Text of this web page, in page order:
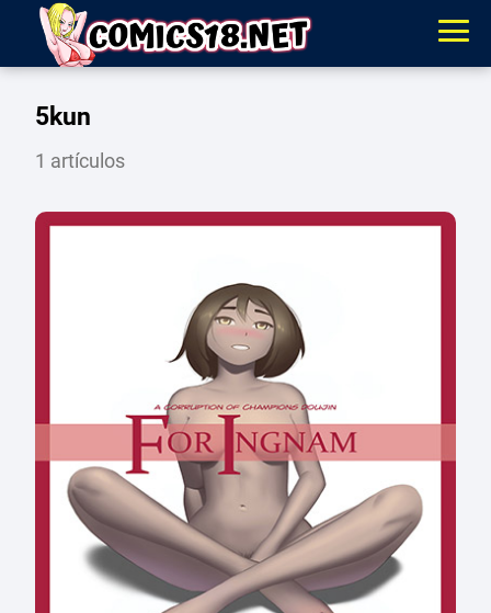
5kun
1 artículos